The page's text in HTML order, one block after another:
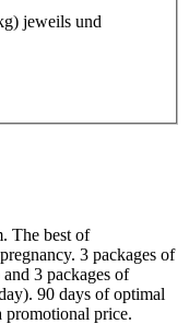
jeweils und
The best of
3 packages of
3 packages of
90 days of optimal
promotional price.